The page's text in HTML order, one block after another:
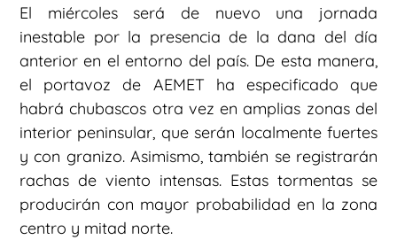
El miércoles será de nuevo una jornada
inestable por la presencia de la dana del día
anterior en el entorno del país. De esta manera,
el portavoz de AEMET ha especificado que
habrá chubascos otra vez en amplias zonas del
interior peninsular, que serán localmente fuertes
y con granizo. Asimismo, también se registrarán
rachas de viento intensas. Estas tormentas se
producirán con mayor probabilidad en la zona
centro y mitad norte.